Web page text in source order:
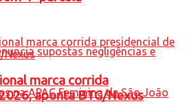
marca corrida
aponta BTG/Nexus